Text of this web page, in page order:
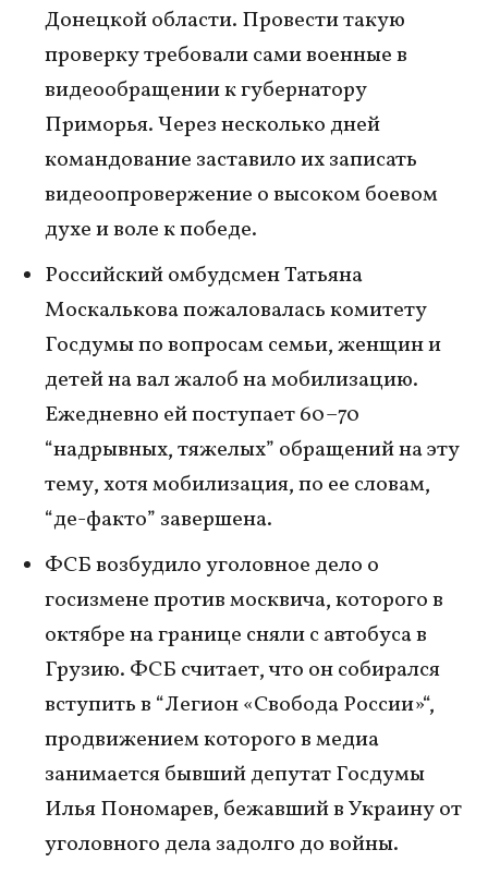
Донецкой области. Провести такую
проверку требовали сами военные в
видеообращении к губернатору
Приморья. Через несколько дней
командование заставило их записать
видеоопровержение о высоком боевом
духе и воле к победе.
Российский омбудсмен Татьяна
Москалькова пожаловалась комитету
Госдумы по вопросам семьи, женщин и
детей на вал жалоб на мобилизацию.
Ежедневно ей поступает 60–70
“надрывных, тяжелых” обращений на эту
тему, хотя мобилизация, по ее словам,
“де-факто” завершена.
ФСБ возбудило уголовное дело о
госизмене против москвича, которого в
октябре на границе сняли с автобуса в
Грузию. ФСБ считает, что он собирался
вступить в “Легион «Свобода России»“,
продвижением которого в медиа
занимается бывший депутат Госдумы
Илья Пономарев, бежавший в Украину от
уголовного дела задолго до войны.